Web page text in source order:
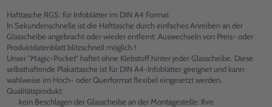
Hafttasche RGS: für Infoblätter im DIN A4 Format
In Sekundenschnelle ist die Hafttasche durch einfaches Anreiben an der
Glasscheibe angebracht oder wieder entfernt: Auswechseln von Preis- oder
Produktdatenblatt blitzschnell möglich !
Unser "Magic-Pocket" haftet ohne Klebstoff hinter jeder Glasscheibe. Diese
selbsthaftende Plakattasche ist für DIN A4-Infoblätter geeignet und kann
wahlweise im Hoch- oder Querformat flexibel eingesetzt werden.
Qualitätsprodukt:
kein Beschlagen der Glasscheibe an der Montagestelle: Ihre